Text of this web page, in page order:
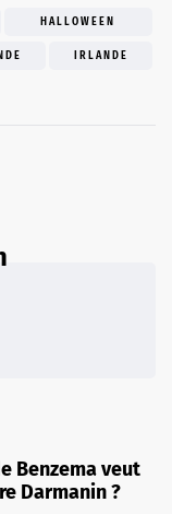
HALLOWEEN
IRLANDE
Benzema veut
Darmanin ?